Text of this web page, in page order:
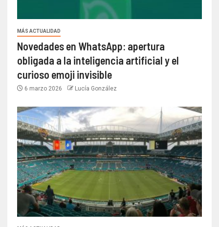
MÁS ACTUALIDAD
Novedades en WhatsApp: apertura
obligada a la inteligencia artificial y el
curioso emoji invisible
6 marzo 2026 Lucía González